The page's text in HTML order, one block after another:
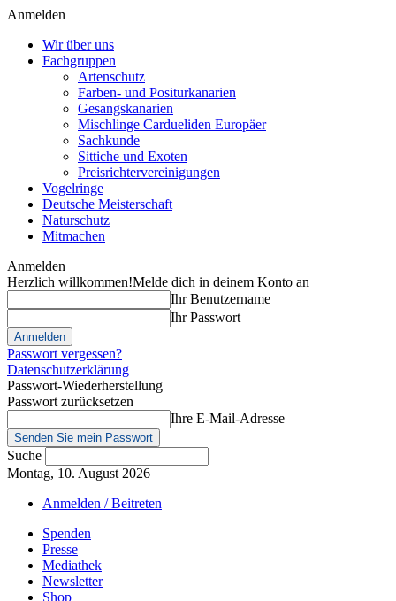
Anmelden
Wir über uns
Fachgruppen
Artenschutz
Farben- und Positurkanarien
Gesangskanarien
Mischlinge Cardueliden Europäer
Sachkunde
Sittiche und Exoten
Preisrichtervereinigungen
Vogelringe
Deutsche Meisterschaft
Naturschutz
Mitmachen
Anmelden
Herzlich willkommen!Melde dich in deinem Konto an
Ihr Benutzername
Ihr Passwort
Passwort vergessen?
Datenschutzerklärung
Passwort-Wiederherstellung
Passwort zurücksetzen
Ihre E-Mail-Adresse
Suche
Montag, 10. August 2026
Anmelden / Beitreten
Spenden
Presse
Mediathek
Newsletter
Shop